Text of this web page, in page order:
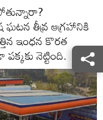
తీవ్ర ఆగ్రహానికి
ఇంధన కొరత
నెట్టింది.